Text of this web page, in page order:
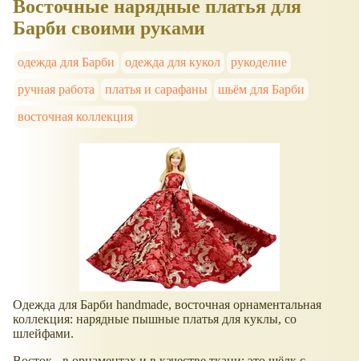
Восточные нарядные платья для
Барби своими руками
одежда для Барби одежда для кукол
рукоделие
ручная работа
платья и сарафаны
шьём для Барби
восточная коллекция
Одежда для Барби handmade, восточная орнаментальная
коллекция: нарядные пышные платья для куклы, со
шлейфами.